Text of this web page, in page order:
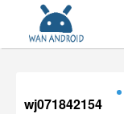
wj071842154